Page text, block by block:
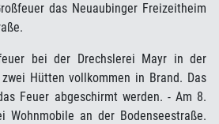
das Neuaubinger Freizeitheim
bei der Drechslerei Mayr in der
Hütten vollkommen in Brand. Das
Feuer abgeschirmt werden. - Am 8.
Wohnmobile an der Bodenseestraße.